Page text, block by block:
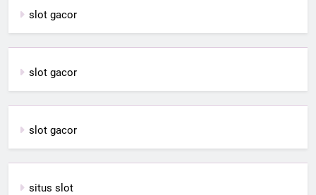
slot gacor
slot gacor
slot gacor
situs slot